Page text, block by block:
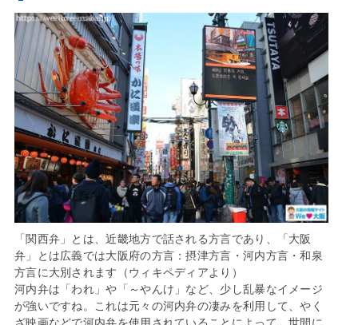
「関西弁」とは、近畿地方で話される方言であり、「大阪
弁」とは広義では大阪府の方言：摂津方言・河内方言・和泉
方言に大別されます（ウィキペディアより）
河内弁は「われ」や「～やんけ」など、少し乱暴なイメージ
が強いですね。これは元々の河内弁の凄みを利用して、やく
ざ映画などで河内弁を使用されていることによって、世間に